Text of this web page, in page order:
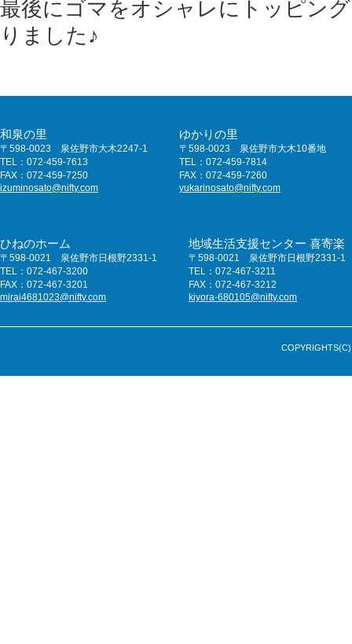
最後にゴマをオシャレにトッピン
りました♪
和泉の里
〒598-0023 泉佐野市大木2247-1
TEL：072-459-7613
FAX：072-459-7250
izuminosato@nifty.com
ゆかりの里
〒598-0023 泉佐野市大木10番地
TEL：072-459-7814
FAX：072-459-7260
yukarinosato@nifty.com
ひねのホーム
〒598-0021 泉佐野市日根野2331-1
TEL：072-467-3200
FAX：072-467-3201
mirai4681023@nifty.com
地域生活支援センター 喜寄楽
〒598-0021 泉佐野市日根野2331-1
TEL：072-467-3211
FAX：072-467-3212
kiyora-680105@nifty.com